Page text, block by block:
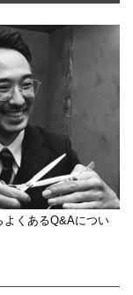
よくあるQ&Aについ